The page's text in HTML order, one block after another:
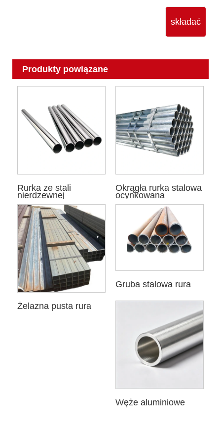
składać
Produkty powiązane
Rurka ze stali
nierdzewnej
Okrągła rurka stalowa
ocynkowana
Żelazna pusta rura
Gruba stalowa rura
Węże aluminiowe